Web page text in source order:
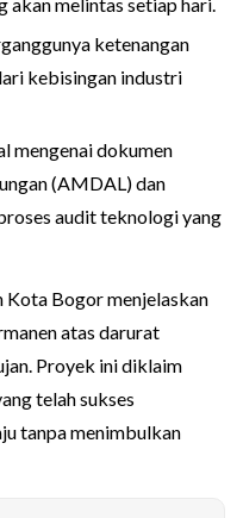
ketenangan
kebisingan industri
mengenai dokumen
(AMDAL) dan
audit teknologi yang
Kota Bogor menjelaskan
atas darurat
Proyek ini diklaim
telah sukses
tanpa menimbulkan